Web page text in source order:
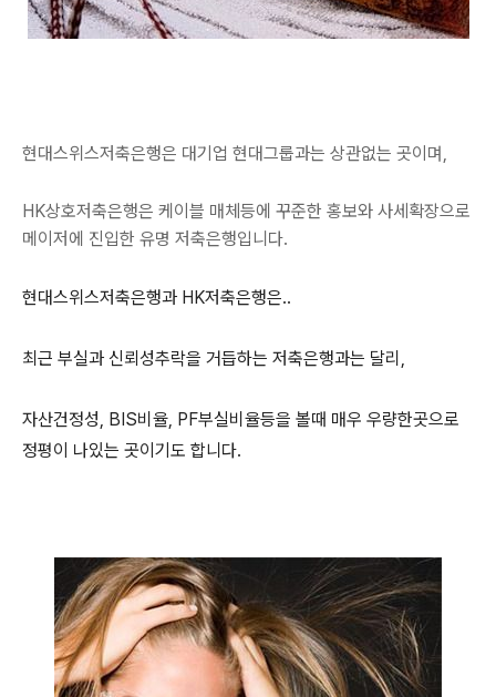
현대스위스저축은행은 대기업 현대그룹과는 상관없는 곳이며,
HK상호저축은행은 케이블 매체등에 꾸준한 홍보와 사세확장으로
메이저에 진입한 유명 저축은행입니다.
현대스위스저축은행과 HK저축은행은..
최근 부실과 신뢰성추락을 거듭하는 저축은행과는 달리,
자산건정성, BIS비율, PF부실비율등을 볼때 매우 우량한곳으로
정평이 나있는 곳이기도 합니다.